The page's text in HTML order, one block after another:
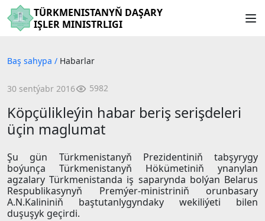
TÜRKMENISTANYŇ DAŞARY
IŞLER MINISTRLIGI
Baş sahypa / Habarlar
30 sentýabr 2016 5982
Köpçülikleýin habar beriş serişdeleri
üçin maglumat
Şu gün Türkmenistanyň Prezidentiniň tabşyrygy
boýunça Türkmenistanyň Hökümetiniň ynanylan
agzalary Türkmenistanda iş saparynda bolýan Belarus
Respublikasynyň Premýer-ministriniň orunbasary
A.N.Kalininiň baştutanlygyndaky wekiliýeti bilen
duşuşyk geçirdi.